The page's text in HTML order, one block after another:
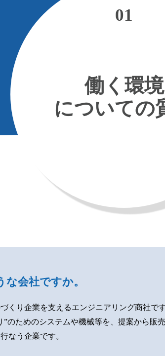
01
働く環境
についての
な会社ですか。
くり企業を支えるエンジニアリング商社です
”のためのシステムや機械等を、提案から販
なう企業です。